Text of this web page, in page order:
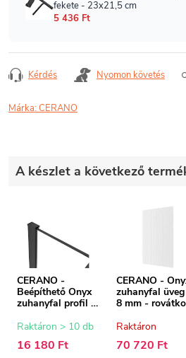
Kérdés Nyomon követés
Márka:CERANO
A készlet a következő
CERANO -
Beépíthető Onyx
zuhanyfal profil -
fekete - 15 mm
Raktáron > 10 db
16 180 Ft
CERANO -
zuhanyfal
8 mm -
Raktáron
70 720 Ft